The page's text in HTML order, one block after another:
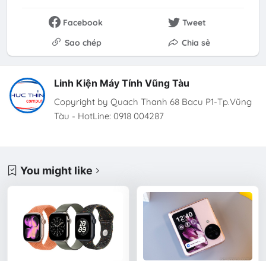
Facebook
Tweet
Sao chép
Chia sẻ
Linh Kiện Máy Tính Vũng Tàu
Copyright by Quach Thanh 68 Bacu P1-Tp.Vũng
Tàu - HotLine: 0918 004287
You might like